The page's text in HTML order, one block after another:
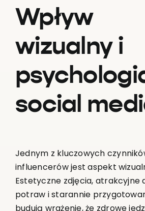
Wpływ
wizualny i
social
Jednym z kluczowych
influencerów jest aspekt
Estetyczne zdjęcia, atrakcyjne
potraw i starannie
budują wrażenie, że zdrowe